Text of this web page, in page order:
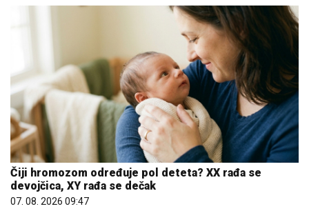
Čiji hromozom određuje pol deteta? XX rađa se
devojčica, XY rađa se dečak
07. 08. 2026 09:47